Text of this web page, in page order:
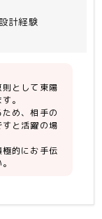
ための運用作
ロー）
ーや手順の整
作業（教育x
手順書は
る予定。
計経験
として東陽
。
ため、相手の
と活躍の場
極的にお手伝